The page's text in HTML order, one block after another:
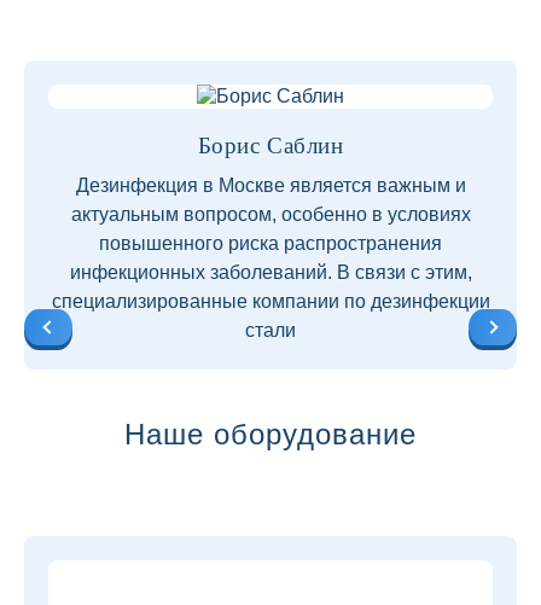
Борис Саблин
Дезинфекция в Москве является важным и
актуальным вопросом, особенно в условиях
повышенного риска распространения
инфекционных заболеваний. В связи с этим,
специализированные компании по дезинфекции
стали
Наше оборудование